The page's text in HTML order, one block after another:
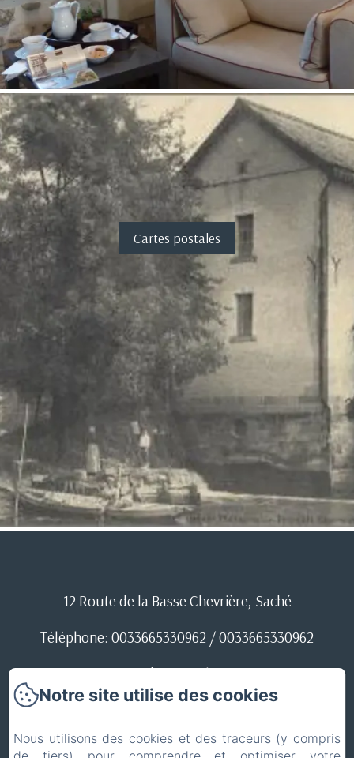
Cartes postales
12 Route de la Basse Chevrière, Saché
Téléphone: 0033665330962 / 0033665330962
37190bc@gmail.com
Notre site utilise des cookies
Nous utilisons des cookies et des traceurs (y compris